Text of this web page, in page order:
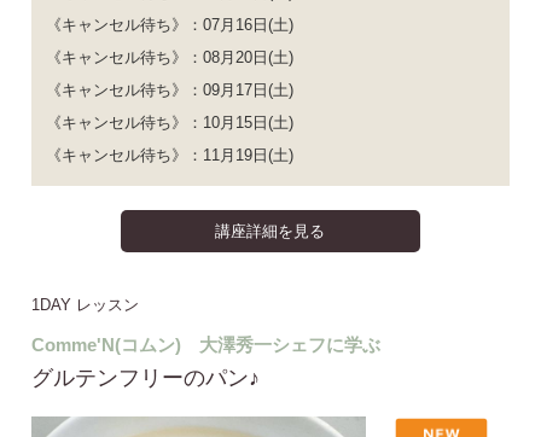
《キャンセル待ち》：07月16日(土)
《キャンセル待ち》：08月20日(土)
《キャンセル待ち》：09月17日(土)
《キャンセル待ち》：10月15日(土)
《キャンセル待ち》：11月19日(土)
講座詳細を見る
1DAY レッスン
Comme'N(コムン) 大澤秀一シェフに学ぶ
グルテンフリーのパン♪